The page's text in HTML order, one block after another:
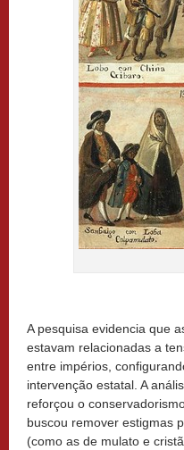
A pesquisa evidencia que
estavam relacionadas a
entre impérios,
intervenção estatal. A
reforçou o
buscou remover estigmas
(como as de mulato e